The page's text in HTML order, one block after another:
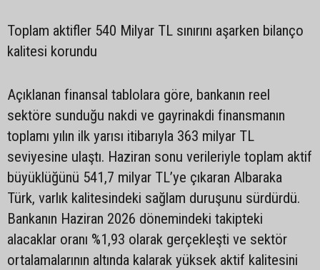
Toplam aktifler 540 Milyar TL sınırını aşarken bilanço
kalitesi korundu
Açıklanan finansal tablolara göre, bankanın reel
sektöre sunduğu nakdi ve gayrinakdi finansmanın
toplamı yılın ilk yarısı itibarıyla 363 milyar TL
seviyesine ulaştı. Haziran sonu verileriyle toplam aktif
büyüklüğünü 541,7 milyar TL’ye çıkaran Albaraka
Türk, varlık kalitesindeki sağlam duruşunu sürdürdü.
Bankanın Haziran 2026 dönemindeki takipteki
alacaklar oranı %1,93 olarak gerçekleşti ve sektör
ortalamalarının altında kalarak yüksek aktif kalitesini